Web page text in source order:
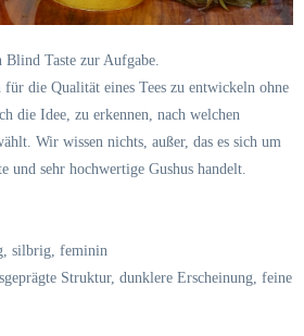
Blind Taste zur Aufgabe.
die Qualität eines Tees zu entwickeln ohne
die Idee, zu erkennen, nach welchen
Wir wissen nichts, außer, das es sich um
und sehr hochwertige Gushus handelt.
silbrig, feminin
Struktur, dunklere Erscheinung, feine